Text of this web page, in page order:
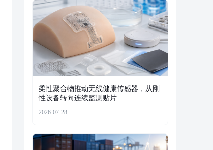
柔性聚合物推动无线健康传感器，从刚
性设备转向连续监测贴片
2026-07-28